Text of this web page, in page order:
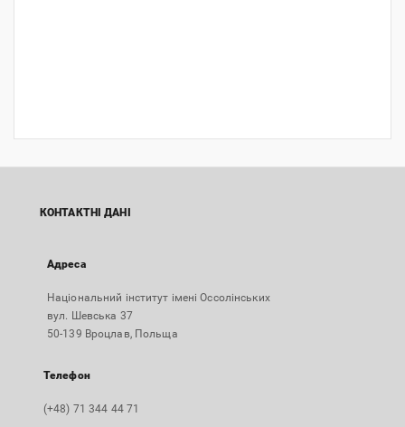
КОНТАКТНІ ДАНІ
Адреса
Національний інститут імені Оссолінських
вул. Шевська 37
50-139 Вроцлав, Польща
Телефон
(+48) 71 344 44 71